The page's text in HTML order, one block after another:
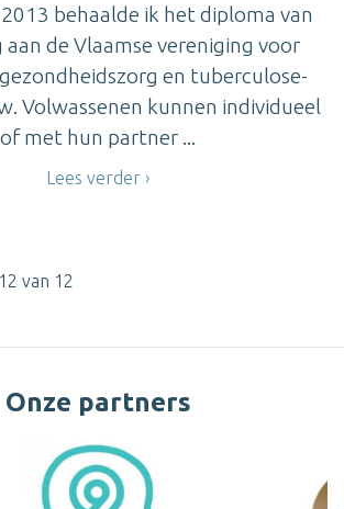
behaalde ik het diploma van
de Vlaamse vereniging voor
en tuberculose-
Volwassenen kunnen individueel
of met hun partner ...
Lees verder
van 12
Onze partners